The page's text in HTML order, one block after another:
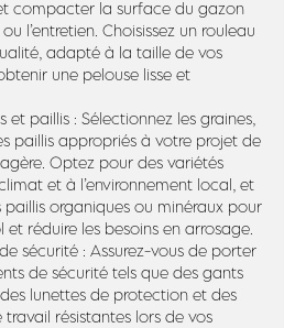
compacter la surface du gazon
l’entretien. Choisissez un rouleau
adapté à la taille de vos
une pelouse lisse et
et paillis : Sélectionnez les graines,
paillis appropriés à votre projet de
Optez pour des variétés
et à l’environnement local, et
paillis organiques ou minéraux pour
et réduire les besoins en arrosage.
sécurité : Assurez-vous de porter
de sécurité tels que des gants
lunettes de protection et des
travail résistantes lors de vos